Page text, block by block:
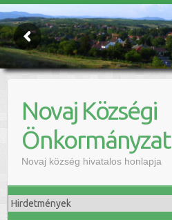
Novaj Községi
Önkormányzat
Novaj község hivatalos honlapja